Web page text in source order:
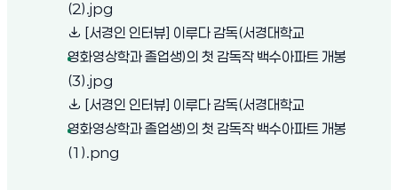
(2).jpg
[서경인 인터뷰] 이루다 감독(서경대학교
영화영상학과 졸업생)의 첫 감독작 백수아파트 개봉
(3).jpg
[서경인 인터뷰] 이루다 감독(서경대학교
영화영상학과 졸업생)의 첫 감독작 백수아파트 개봉
(1).png